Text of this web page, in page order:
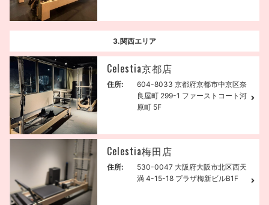
3.関西エリア
Celestia京都店
住所:
604-8033 京都府京都市中京区奈
良屋町 299-1 ファーストコート河
原町 5F
Celestia梅田店
住所:
530-0047 大阪府大阪市北区西天
満 4-15-18 プラザ梅新ビルB1F